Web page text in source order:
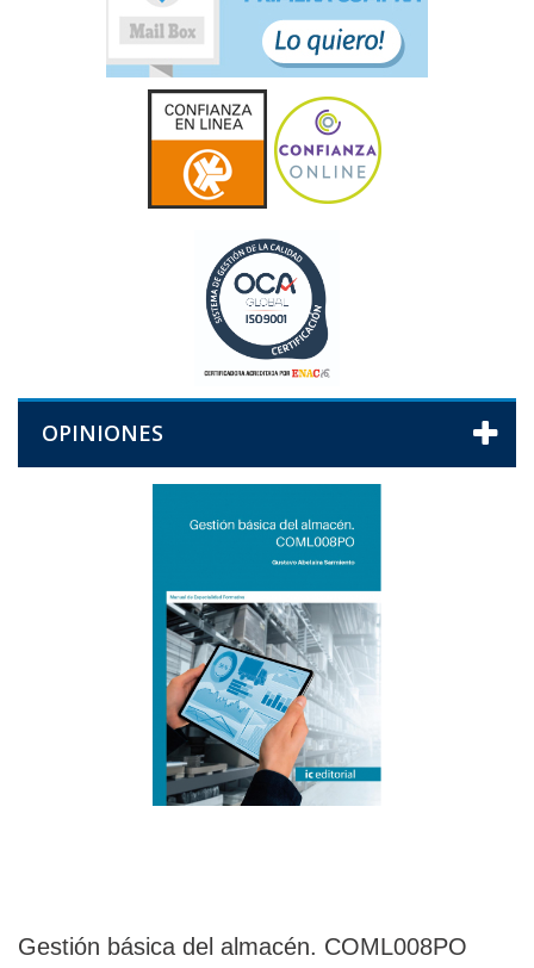
OPINIONES
Gestión básica del almacén. COML008PO